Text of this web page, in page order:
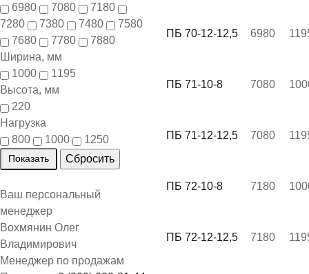
6980
7080
7180
7280
7380 7480
7580
7680
7780
7880
Ширина, мм
1000
1195
Высота, мм
220
Нагрузка
800
1000 1250
Ваш персональный
менеджер
Вохмянин Олег
Владимирович
Менеджер по продажам
ПБ 70-12-12,5 6980
ПБ 71-10-8 7080
ПБ 71-12-12,5 7080
ПБ 72-10-8 7180
ПБ 72-12-12,5 7180